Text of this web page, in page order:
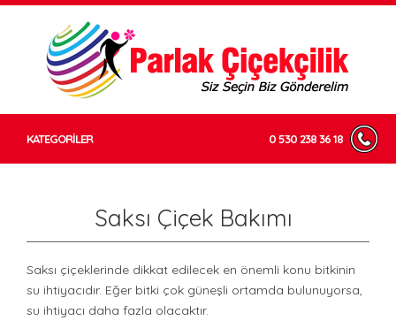
KATEGORİLER 0 530 238 36 18
Saksı Çiçek Bakımı
Saksı çiçeklerinde dikkat edilecek en önemli konu bitkinin
su ihtiyacıdır. Eğer bitki çok güneşli ortamda bulunuyorsa,
su ihtiyacı daha fazla olacaktır.